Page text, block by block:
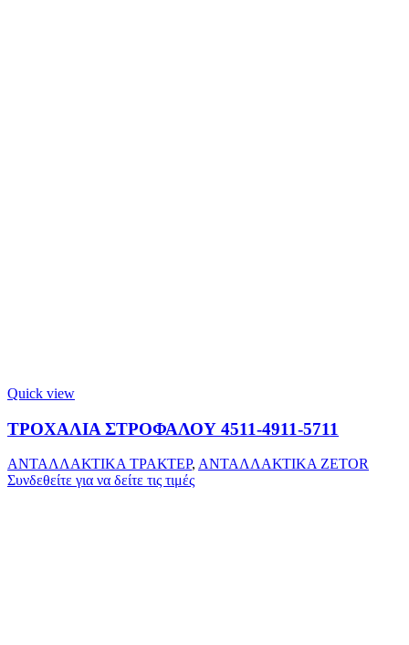
Quick view
ΤΡΟΧΑΛΙΑ ΣΤΡΟΦΑΛΟΥ 4511-4911-5711
ΑΝΤΑΛΛΑΚΤΙΚΑ ΤΡΑΚΤΕΡ, ΑΝΤΑΛΛΑΚΤΙΚΑ ZETOR
Συνδεθείτε για να δείτε τις τιμές